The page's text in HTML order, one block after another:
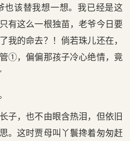
也该替我想一想。我已经是这
有这么一根独苗，老爷今日要
我的命去？！倘若珠儿还在，
①，偏偏那孩子冷心绝情，竟
子，也不由眼含热泪，但依旧
。这时贾母叫丫鬟搀着匆匆赶